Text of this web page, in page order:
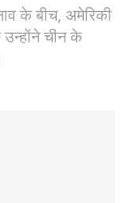
के बीच, अमेरिकी
उन्होंने चीन के